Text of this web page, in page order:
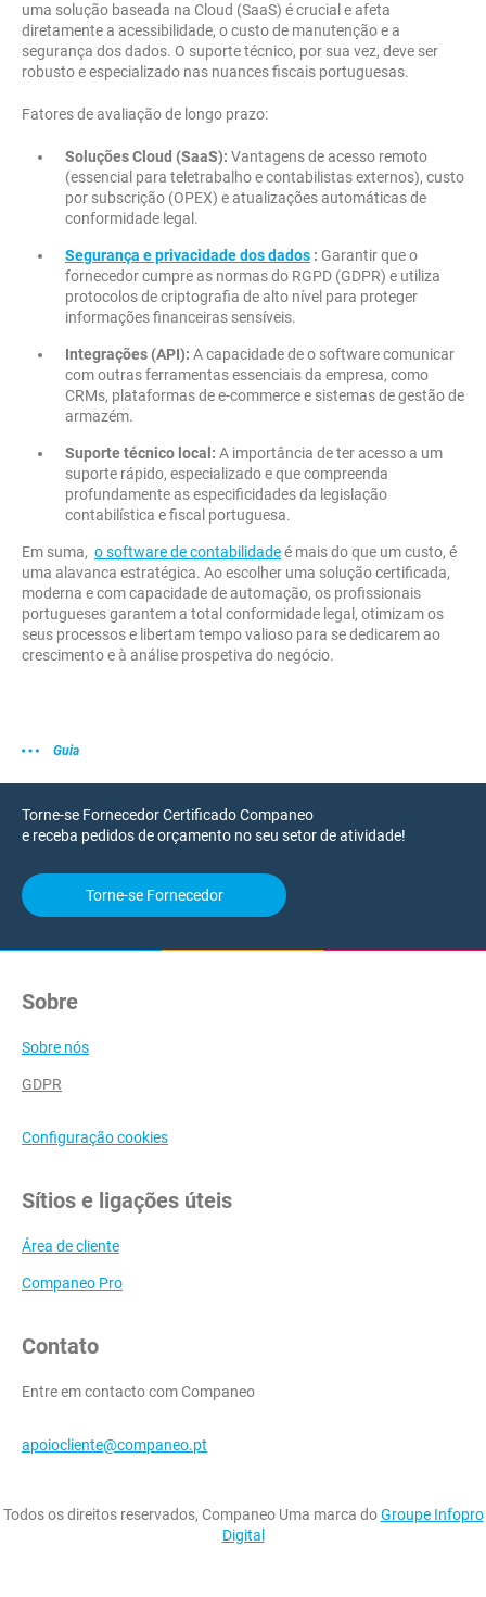
uma solução baseada na Cloud (SaaS) é crucial e afeta
diretamente a acessibilidade, o custo de manutenção e a
segurança dos dados. O suporte técnico, por sua vez, deve ser
robusto e especializado nas nuances fiscais portuguesas.
Fatores de avaliação de longo prazo:
Soluções Cloud (SaaS): Vantagens de acesso remoto
(essencial para teletrabalho e contabilistas externos), custo
por subscrição (OPEX) e atualizações automáticas de
conformidade legal.
Segurança e privacidade dos dados : Garantir que o
fornecedor cumpre as normas do RGPD (GDPR) e utiliza
protocolos de criptografia de alto nível para proteger
informações financeiras sensíveis.
Integrações (API): A capacidade de o software comunicar
com outras ferramentas essenciais da empresa, como
CRMs, plataformas de e-commerce e sistemas de gestão de
armazém.
Suporte técnico local: A importância de ter acesso a um
suporte rápido, especializado e que compreenda
profundamente as especificidades da legislação
contabilística e fiscal portuguesa.
Em suma, o software de contabilidadeé mais do que um custo, é
uma alavanca estratégica. Ao escolher uma solução certificada,
moderna e com capacidade de automação, os profissionais
portugueses garantem a total conformidade legal, otimizam os
seus processos e libertam tempo valioso para se dedicarem ao
crescimento e à análise prospetiva do negócio.
Guia
Torne-se Fornecedor Certificado Companeo
e receba pedidos de orçamento no seu setor de atividade!
Torne-se Fornecedor
Sobre
Sobre nós
GDPR
Configuração cookies
Sítios e ligações úteis
Área de cliente
Companeo Pro
Contato
Entre em contacto com Companeo
apoiocliente@companeo.pt
Todos os direitos reservados, Companeo Uma marca doGroupe Infopro
Digital